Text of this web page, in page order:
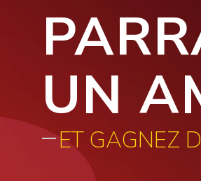
UN
ET GAGNEZ